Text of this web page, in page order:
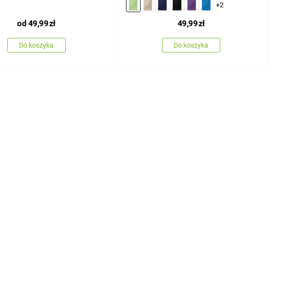
od 49,99zł
Do koszyka
+2
49,99zł
Do koszyka